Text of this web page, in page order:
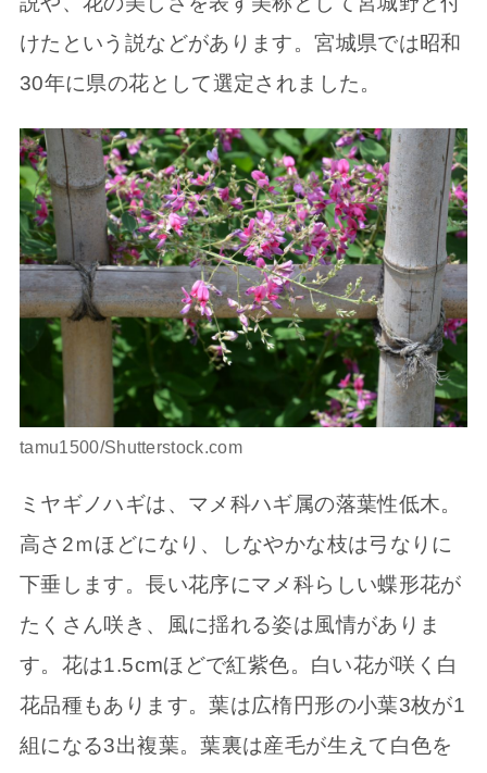
けたという説などがあります。宮城県では昭和
30年に県の花として選定されました。
tamu1500/Shutterstock.com
ミヤギノハギは、マメ科ハギ属の落葉性低木。
高さ2ｍほどになり、しなやかな枝は弓なりに
下垂します。長い花序にマメ科らしい蝶形花が
たくさん咲き、風に揺れる姿は風情がありま
す。花は1.5cmほどで紅紫色。白い花が咲く白
花品種もあります。葉は広楕円形の小葉3枚が1
組になる3出複葉。葉裏は産毛が生えて白色を